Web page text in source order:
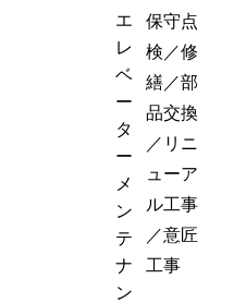
エ
レ
ベ
ー
タ
ー
メ
ン
テ
ナ
ン
保守点
検／修
繕／部
品交換
／リニ
ューア
ル工事
／意匠
工事